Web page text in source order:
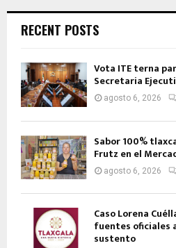
RECENT POSTS
Vota ITE terna
Secretaria
agosto 6, 2026
Sabor 100%
Frutz en el
agosto 6, 2026
Caso Lorena
fuentes oficiales
sustento